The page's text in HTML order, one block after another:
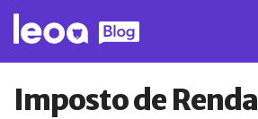
Imposto de Renda